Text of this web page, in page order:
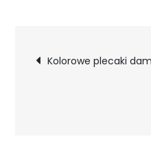
Kolorowe plecaki